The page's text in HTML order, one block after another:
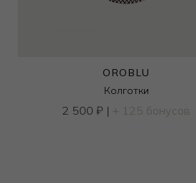
OROBLU
Колготки
2 500₽ | + 125 бонусов